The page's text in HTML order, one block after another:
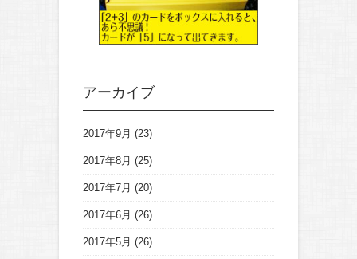
アーカイブ
2017年9月 (23)
2017年8月 (25)
2017年7月 (20)
2017年6月 (26)
2017年5月 (26)